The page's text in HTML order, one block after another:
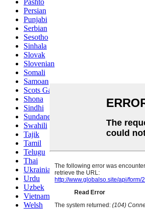
Pashto
Persian
Punjabi
Serbian
Sesotho
Sinhala
Slovak
Slovenian
Somali
Samoan
Scots Gaelic
Shona
Sindhi
Sundanese
Swahili
Tajik
Tamil
Telugu
Thai
Ukrainian
Urdu
Uzbek
Vietnamese
Welsh